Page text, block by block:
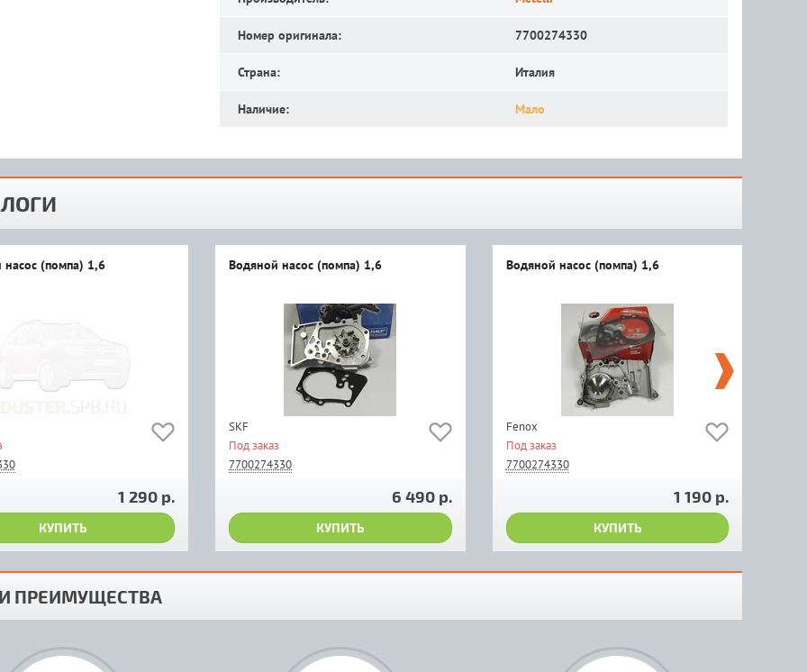
Номер оригинала: 7700274330
Страна: Италия
Наличие: Мало
насос (помпа) 1,6
1 290 р.
КУПИТЬ
Водяной насос (помпа) 1,6
SKF
Под заказ
7700274330
6 490 р.
КУПИТЬ
Водяной насос (помпа) 1,6
Fenox
Под заказ
7700274330
1 190 р.
КУПИТЬ
ПРЕИМУЩЕСТВА